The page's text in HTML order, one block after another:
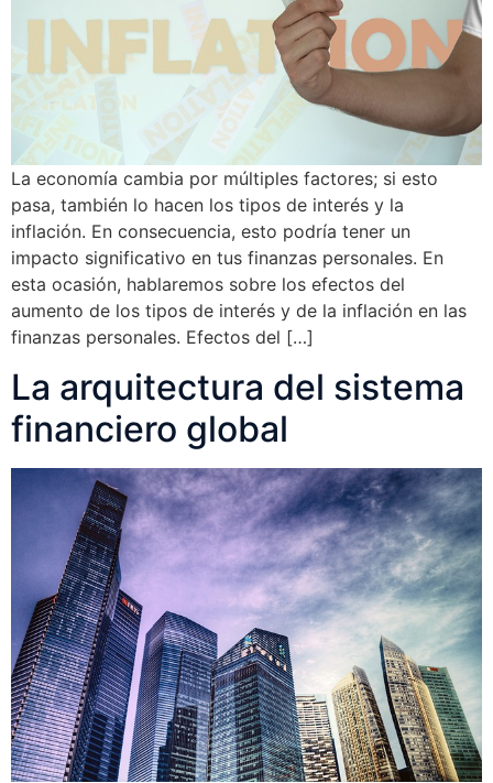
La economía cambia por múltiples factores; si esto
pasa, también lo hacen los tipos de interés y la
inflación. En consecuencia, esto podría tener un
impacto significativo en tus finanzas personales. En
esta ocasión, hablaremos sobre los efectos del
aumento de los tipos de interés y de la inflación en las
finanzas personales. Efectos del […]
La arquitectura del sistema
financiero global